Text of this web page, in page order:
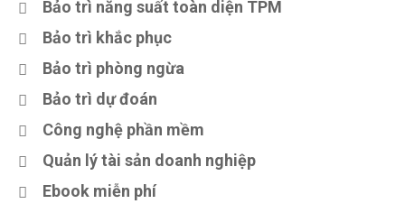
Bảo trì năng suất toàn diện TPM
Bảo trì khắc phục
Bảo trì phòng ngừa
Bảo trì dự đoán
Công nghệ phần mềm
Quản lý tài sản doanh nghiệp
Ebook miễn phí